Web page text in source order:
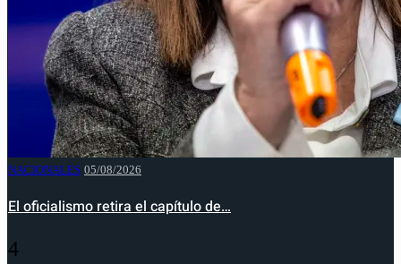
NACIONALES 05/08/2026
El oficialismo retira el capítulo de…
4